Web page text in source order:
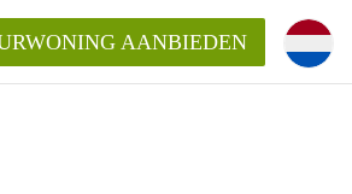
AANBIEDEN